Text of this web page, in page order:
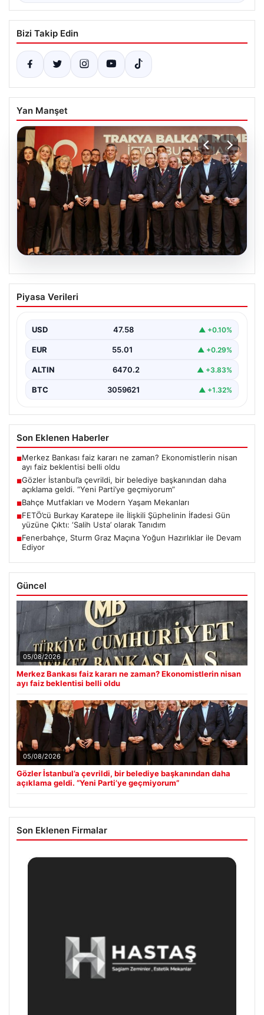
Bizi Takip Edin
Yan Manşet
05.08.2026
Gözler İstanbul’a çevrildi, bir belediye
başkanından daha açıklama geldi. “Yeni
{"title": "İstanbul'da Siyasi Gelişmeler ve Belediye
dönemde yaşanan siyasi…
Piyasa Verileri
USD 47.58 ▲ +0.10%
EUR 55.01 ▲ +0.29%
ALTIN 6470.2 ▲ +3.83%
BTC 3059621 ▲ +1.32%
Son Eklenen Haberler
■Merkez Bankası faiz kararı ne zaman? Ekonomistlerin nisan
ayı faiz beklentisi belli oldu
■Gözler İstanbul’a çevrildi, bir belediye başkanından daha
açıklama geldi. “Yeni Parti’ye geçmiyorum”
■Bahçe Mutfakları ve Modern Yaşam Mekanları
■FETÖ’cü Burkay Karatepe ile İlişkili Şüphelinin İfadesi Gün
yüzüne Çıktı: ‘Salih Usta’ olarak Tanıdım
■Fenerbahçe, Sturm Graz Maçına Yoğun Hazırlıklar ile Devam
Ediyor
Güncel
05/08/2026
Merkez Bankası faiz kararı ne zaman? Ekonomistlerin nisan
ayı faiz beklentisi belli oldu
05/08/2026
Gözler İstanbul’a çevrildi, bir belediye başkanından daha
açıklama geldi. “Yeni Parti’ye geçmiyorum”
Son Eklenen Firmalar